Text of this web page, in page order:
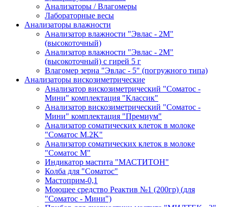
Анализаторы / Влагомеры
Лабораторные весы
Анализаторы влажности
Анализатор влажности "Эвлас - 2М"
(высокоточный)
Анализатор влажности "Эвлас - 2М"
(высокоточный) с гирей 5 г
Влагомер зерна "Эвлас - 5" (погружного типа)
Анализаторы вискозиметрические
Анализатор вискозиметрический "Соматос -
Мини" комплектация "Классик"
Анализатор вискозиметрический "Соматос -
Мини" комплектация "Премиум"
Анализатор соматических клеток в молоке
"Соматос М.2K"
Анализатор соматических клеток в молоке
"Соматос М"
Индикатор мастита "МАСТИТОН"
Колба для "Соматос"
Мастоприм-0,1
Моющее средство Реактив №1 (200гр) (для
"Соматос - Мини")